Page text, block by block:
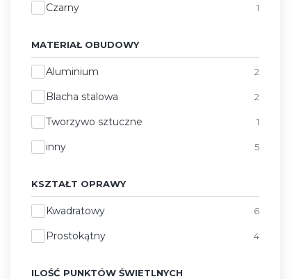
Czarny 1
MATERIAŁ OBUDOWY
Materiał obudowy
Aluminium 2
Blacha stalowa 2
Tworzywo sztuczne 1
inny 5
KSZTAŁT OPRAWY
Kształt oprawy
Kwadratowy 6
Prostokątny 4
ILOŚĆ PUNKTÓW ŚWIETLNYCH